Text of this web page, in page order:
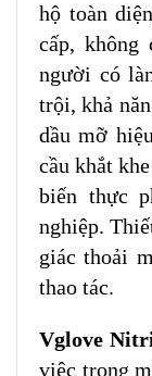
hộ toàn
cấp, không
người có
trội, khả
dầu mỡ
cầu khắt
biến thực
nghiệp.
giác thoải
thao tác.
Vglove
việc trong